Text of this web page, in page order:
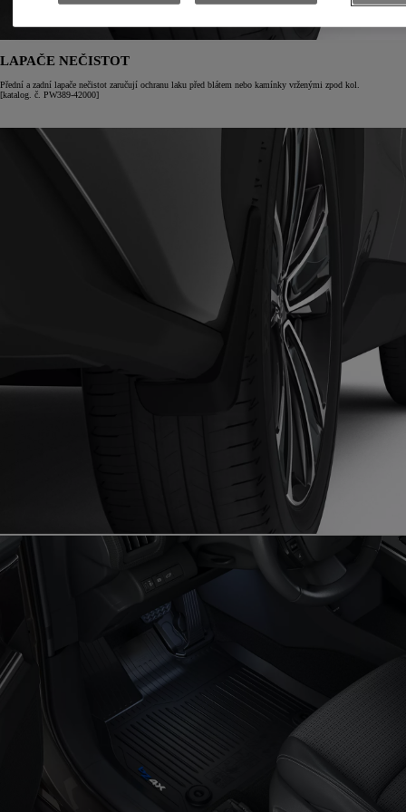
LAPAČE NEČISTOT
Přední a zadní lapače nečistot zaručují ochranu laku před blátem nebo kamínky vrženými zpod kol.
[katalog. č. PW389-42000]